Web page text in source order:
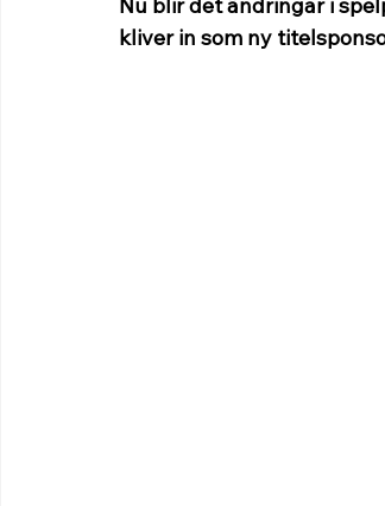
kliver in som ny